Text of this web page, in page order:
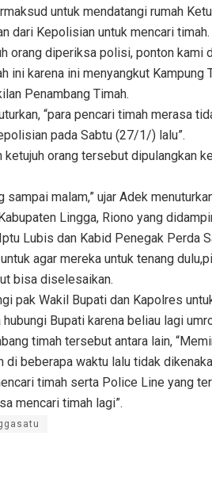
untuk mendatangi rumah
dari Kepolisian untuk mencari timah.
orang diperiksa polisi, ponton
ini karena ini menyangkut Kampung
Penambang Timah.
“para pencari timah merasa
pada Sabtu (27/1/) lalu”.
orang tersebut dipulangkan
malam,” ujar Adek
Lingga, Riono yang
Lubis dan Kabid Penegak Perda
agar mereka untuk tenang
bisa diselesaikan.
pak Wakil Bupati dan Kapolres
Bupati karena beliau lagi
timah tersebut antara lain,
di beberapa waktu lalu tidak
timah serta Police Line yang
mencari timah lagi”.